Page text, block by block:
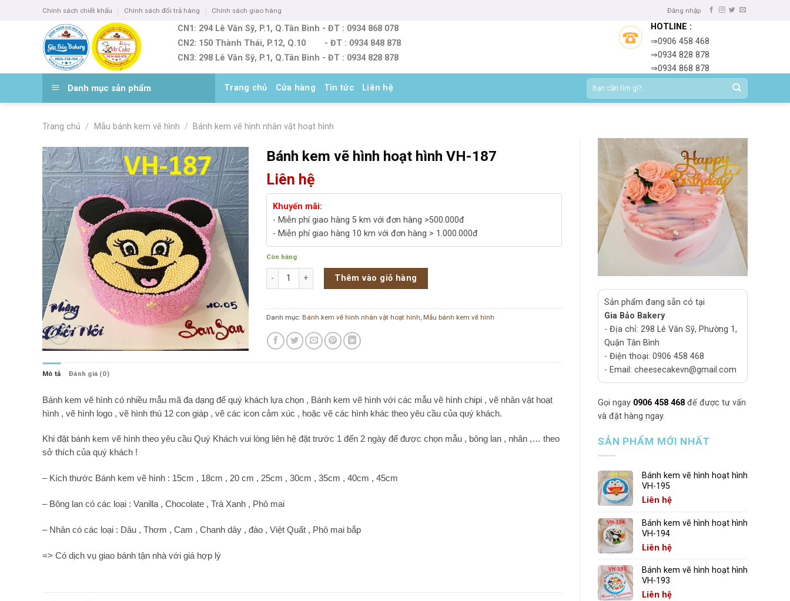
Chính sách chiết khấu Chính sách đổi trả hàng Chính sách giao hàng Đăng nhập
Bánh ngon cho mọi nhà
CN1: 294 Lê Văn Sỹ, P.1, Q.Tân Bình - ĐT : 0934 868 078
CN2: 150 Thành Thái, P.12, Q.10 - ĐT : 0934 848 878
CN3: 298 Lê Văn Sỹ, P.1, Q.Tân Bình - ĐT : 0934 828 878
HOTLINE :
⇒0906 458 468
⇒0934 828 878
⇒0934 868 878
Danh mục sản phẩm Trang chủ Cửa hàng Tin tức Liên hệ
Tìm
kiếm:
Trang chủ / Mẫu bánh kem vẽ hình / Bánh kem vẽ hình nhân vật hoạt hình
Sản phẩm đang sẵn có tại
Gia Bảo Bakery
- Địa chỉ: 298 Lê Văn Sỹ, Phường 1,
Quận Tân Bình
- Điện thoại: 0906 458 468
- Email: cheesecakevn@gmail.com
Gọi ngay 0906 458 468 để được tư vấn
và đặt hàng ngay.
SẢN PHẨM MỚI NHẤT
Bánh kem vẽ hình hoạt hình
VH-195
Liên hệ
Bánh kem vẽ hình hoạt hình
VH-194
Liên hệ
Bánh kem vẽ hình hoạt hình
VH-193
Liên hệ
Bánh kem vẽ hình hoạt hình VH-187
Liên hệ
Khuyến mãi:
- Miễn phí giao hàng 5 km với đơn hàng >500.000đ
- Miễn phí giao hàng 10 km với đơn hàng > 1.000.000đ
Còn hàng
Bánh kem vẽ hình hoạt hình VH-187 số lượng
Thêm vào giỏ hàng
Danh mục: Bánh kem vẽ hình nhân vật hoạt hình Mẫu bánh kem vẽ hình
Mô tả Đánh giá (0)
Bánh kem vẽ hình có nhiều mẫu mã đa dạng để quý khách lựa chọn , Bánh kem vẽ hình với các mẫu vẽ hình chipi , vẽ nhân vật hoạt
hình , vẽ hình logo , vẽ hình thú 12 con giáp , vẽ các icon cảm xúc , hoặc vẽ các hình khác theo yêu cầu của quý khách.
Khi đặt bánh kem vẽ hình theo yêu cầu Quý Khách vui lòng liên hệ đặt trước 1 đến 2 ngày để được chọn mẫu , bông lan , nhân ,… theo
sở thích của quý khách !
– Kích thước Bánh kem vẽ hình : 15cm , 18cm , 20 cm , 25cm , 30cm , 35cm , 40cm , 45cm
– Bông lan có các loại : Vanilla , Chocolate , Trà Xanh , Phô mai
– Nhân có các loại : Dâu , Thơm , Cam , Chanh dây , đào , Việt Quất , Phô mai bắp
=> Có dịch vụ giao bánh tận nhà với giá hợp lý